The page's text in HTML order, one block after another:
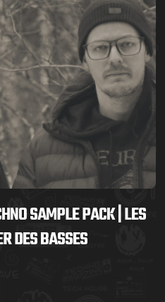
SAMPLE PACK | LES
DES BASSES